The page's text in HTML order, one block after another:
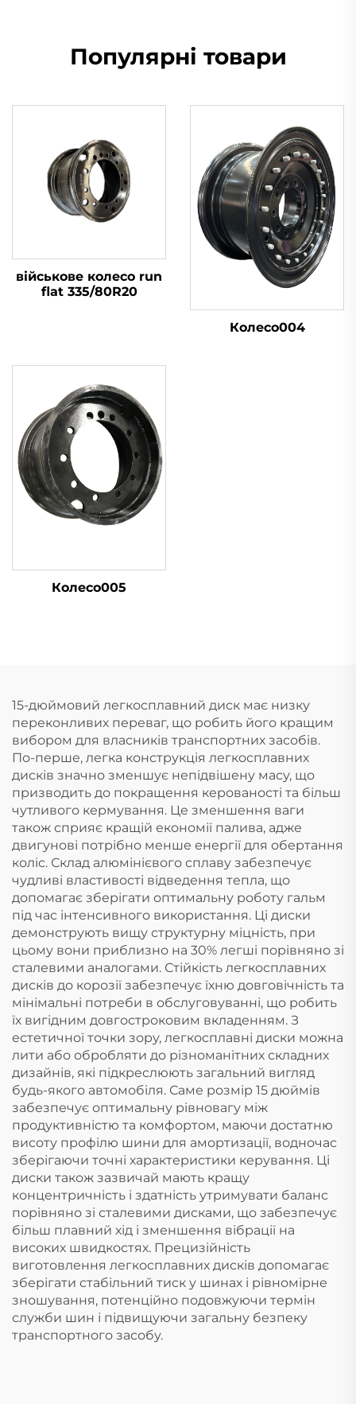
Популярні товари
військове колесо run
flat 335/80R20
Колесо004
Колесо005
15-дюймовий легкосплавний диск має низку
переконливих переваг, що робить його кращим
вибором для власників транспортних засобів.
По-перше, легка конструкція легкосплавних
дисків значно зменшує непідвішену масу, що
призводить до покращення керованості та більш
чутливого кермування. Це зменшення ваги
також сприяє кращій економії палива, адже
двигунові потрібно менше енергії для обертання
коліс. Склад алюмінієвого сплаву забезпечує
чудливі властивості відведення тепла, що
допомагає зберігати оптимальну роботу гальм
під час інтенсивного використання. Ці диски
демонструють вищу структурну міцність, при
цьому вони приблизно на 30% легші порівняно зі
сталевими аналогами. Стійкість легкосплавних
дисків до корозії забезпечує їхню довговічність та
мінімальні потреби в обслуговуванні, що робить
їх вигідним довгостроковим вкладенням. З
естетичної точки зору, легкосплавні диски можна
лити або обробляти до різноманітних складних
дизайнів, які підкреслюють загальний вигляд
будь-якого автомобіля. Саме розмір 15 дюймів
забезпечує оптимальну рівновагу між
продуктивністю та комфортом, маючи достатню
висоту профілю шини для амортизації, водночас
зберігаючи точні характеристики керування. Ці
диски також зазвичай мають кращу
концентричність і здатність утримувати баланс
порівняно зі сталевими дисками, що забезпечує
більш плавний хід і зменшення вібрації на
високих швидкостях. Прецизійність
виготовлення легкосплавних дисків допомагає
зберігати стабільний тиск у шинах і рівномірне
зношування, потенційно подовжуючи термін
служби шин і підвищуючи загальну безпеку
транспортного засобу.